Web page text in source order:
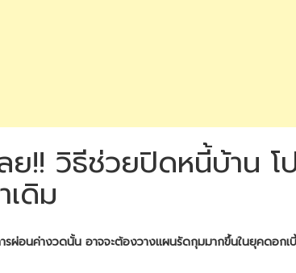
ย!! วิธีช่วยปิดหนี้บ้าน
เดิม
รผ่อนค่างวดนั้น อาจจะต้องวางแผนรัดกุมมากขึ้นในยุคดอกเ